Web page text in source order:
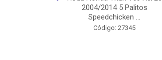
2004/2014 5 Palitos
Speedchicken ...
Código: 27345